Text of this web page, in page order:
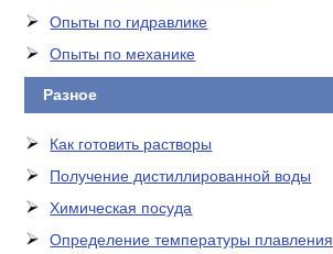
Опыты по гидравлике
Опыты по механике
Разное
Как готовить растворы
Получение дистиллированной воды
Химическая посуда
Определение температуры плавления